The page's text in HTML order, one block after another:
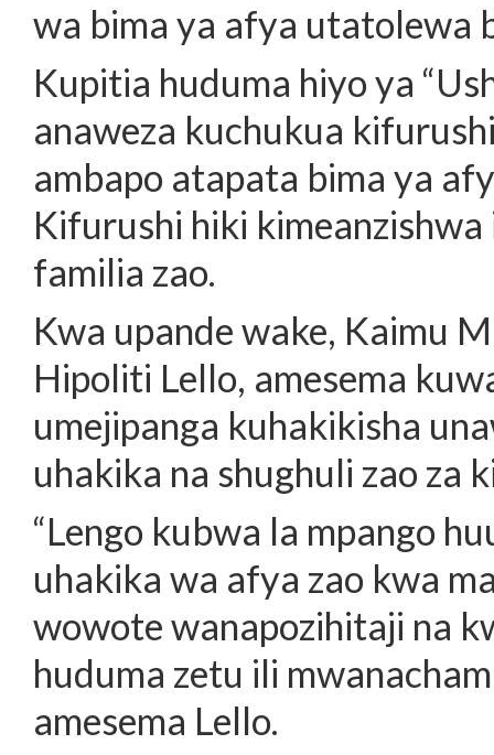
wa bima ya afya utatolewa
Kupitia huduma hiyo ya
anaweza kuchukua
ambapo atapata bima ya
Kifurushi hiki
familia zao.
Kwa upande wake, Kaimu
Hipoliti Lello, amesema
umejipanga kuhakikisha
uhakika na shughuli zao za
“Lengo kubwa la mpango
uhakika wa afya zao kwa
wowote wanapozihitaji na
huduma zetu ili
amesema Lello.